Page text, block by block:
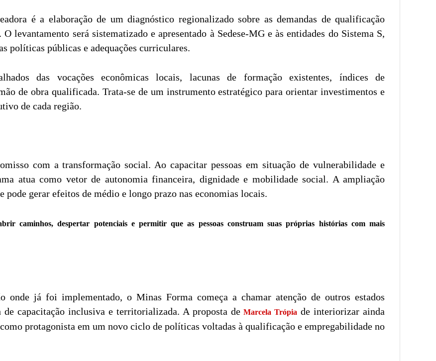
é a elaboração de um diagnóstico regionalizado sobre as demandas de qualificação
levantamento será sistematizado e apresentado à Sedese-MG e às entidades do Sistema S,
políticas públicas e adequações curriculares.
das vocações econômicas locais, lacunas de formação existentes, índices de
de obra qualificada. Trata-se de um instrumento estratégico para orientar investimentos e
de cada região.
com a transformação social. Ao capacitar pessoas em situação de vulnerabilidade e
atua como vetor de autonomia financeira, dignidade e mobilidade social. A ampliação
pode gerar efeitos de médio e longo prazo nas economias locais.
caminhos, despertar potenciais e permitir que as pessoas construam suas próprias histórias com mais
onde já foi implementado, o Minas Forma começa a chamar atenção de outros estados
capacitação inclusiva e territorializada. A proposta deMarcela Trópia de interiorizar ainda
protagonista em um novo ciclo de políticas voltadas à qualificação e empregabilidade no